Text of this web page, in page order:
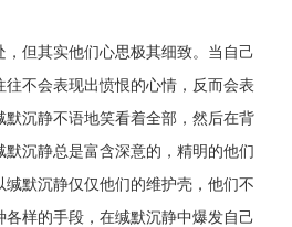
但其实他们心思极其细致。当自己
不会表现出愤恨的心情，反而会表
沉静不语地笑看着全部，然后在背
默沉静总是富含深意的，精明的他们
默沉静仅仅他们的维护壳，他们不
样的手段，在缄默沉静中爆发自己